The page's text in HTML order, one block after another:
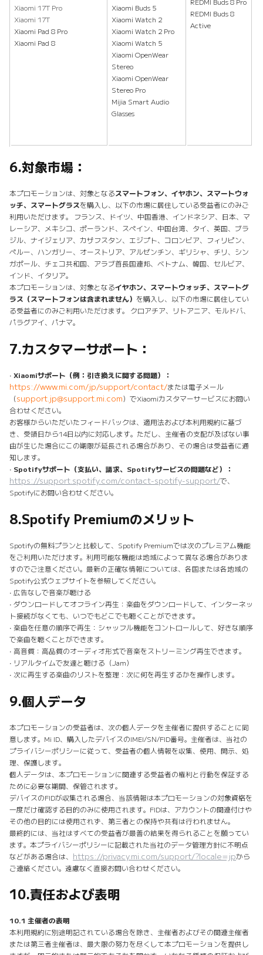
Xiaomi 17T Pro
Xiaomi 17T
Xiaomi Pad 8 Pro
Xiaomi Pad 8
Xiaomi Buds 5
Xiaomi Watch 2
Xiaomi Watch 2 Pro
Xiaomi Watch 5
Xiaomi OpenWear
Stereo
Xiaomi OpenWear
Stereo Pro
Mijia Smart Audio
Glasses
REDMI Buds 8 Pro
REDMI Buds 8
Active
6.対象市場：
本プロモーションは、対象となるスマートフォン、イヤホン、スマートウォ
ッチ、スマートグラスを購入し、以下の市場に居住している受益者にのみご
利用いただけます。 フランス、ドイツ、中国香港、インドネシア、日本、マ
レーシア、メキシコ、ポーランド、スペイン、中国台湾、タイ、英国、ブラ
ジル、ナイジェリア、カザフスタン、エジプト、コロンビア、フィリピン、
ペルー、ハンガリー、オーストリア、アルゼンチン、ギリシャ、チリ、シン
ガポール、チェコ共和国、アラブ首長国連邦、ベトナム、韓国、セルビア、
インド、イタリア。
本プロモーションは、対象となるイヤホン、スマートウォッチ、スマートグ
ラス（スマートフォンは含まれません） を購入し、以下の市場に居住してい
る受益者にのみご利用いただけます。 クロアチア、リトアニア、モルドバ、
パラグアイ、パナマ。
7.カスタマーサポート：
• Xiaomiサポート（例：引き換えに関する問題）：
https://www.mi.com/jp/support/contact/または電子メール
（support.jp@support.mi.com）でXiaomiカスタマーサービスにお問い
合わせください。
お客様からいただいたフィードバックは、適用法および本利用規約に基づ
き、受領日から14日以内に対応します。ただし、主催者の支配が及ばない事
由が生じた場合にこの期限が延長される場合があり、その場合は受益者に通
知します。
• Spotifyサポート（支払い、請求、Spotifyサービスの問題など）：
https://support.spotify.com/contact-spotify-support/で、
Spotifyにお問い合わせください。
8.Spotify Premiumのメリット
Spotifyの無料プランと比較して、Spotify Premiumでは次のプレミアム機能
をご利用いただけます。利用可能な機能は地域によって異なる場合がありま
すのでご注意ください。最新の正確な情報については、各国または各地域の
Spotify公式ウェブサイトを参照してください。
• 広告なしで音楽が聴ける
• ダウンロードしてオフライン再生：楽曲をダウンロードして、インターネッ
ト接続がなくても、いつでもどこでも聴くことができます。
• 楽曲を任意の順序で再生：シャッフル機能をコントロールして、好きな順序
で楽曲を聴くことができます。
• 高音質：高品質のオーディオ形式で音楽をストリーミング再生できます。
• リアルタイムで友達と聴ける（Jam）
• 次に再生する楽曲のリストを整理：次に何を再生するかを操作します。
9.個人データ
本プロモーションの受益者は、次の個人データを主催者に提供することに同
意します。Mi ID、購入したデバイスのIMEI/SN/FID番号。主催者は、当社の
プライバシーポリシーに従って、受益者の個人情報を収集、使用、開示、処
理、保護します。
個人データは、本プロモーションに関連する受益者の権利と行動を保証する
ために必要な期間、保管されます。
デバイスのFIDが収集される場合、当該情報は本プロモーションの対象資格を
一度だけ確認する目的のみに使用されます。FIDは、アカウントの関連付けや
その他の目的には使用されず、第三者との保持や共有は行われません。
最終的には、当社はすべての受益者が最善の結果を得られることを願ってい
ます。本プライバシーポリシーに記載された当社のデータ管理方針に不明点
などがある場合は、 https://privacy.mi.com/support/?locale=jpから
ご連絡ください。遠慮なく直接お問い合わせください。
10.責任および表明
10.1 主催者の表明
本利用規約に別途明記されている場合を除き、主催者およびその関連主催者
または第三者主催者は、最大限の努力を尽くして本プロモーションを提供し